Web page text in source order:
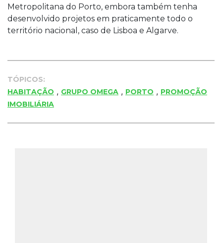
Metropolitana do Porto, embora também tenha
desenvolvido projetos em praticamente todo o
território nacional, caso de Lisboa e Algarve.
TÓPICOS:
HABITAÇÃO , GRUPO OMEGA , PORTO , PROMOÇÃO
IMOBILIÁRIA